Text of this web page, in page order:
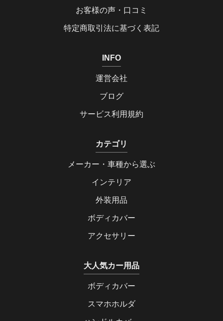
お客様の声・口コミ
特定商取引法に基づく表記
INFO
運営会社
ブログ
サービス利用規約
カテゴリ
メーカー・車種から選ぶ
インテリア
外装用品
ボディカバー
アクセサリー
大人気カー用品
ボディカバー
スマホホルダ